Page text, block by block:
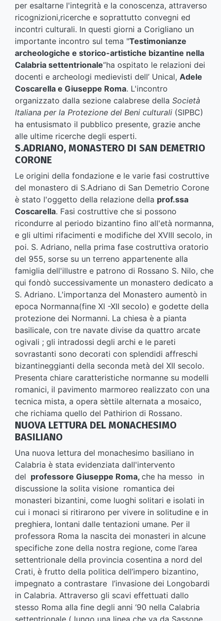
per esaltarne l'integrità e la conoscenza, attraverso
ricognizioni,ricerche e soprattutto convegni ed
incontri culturali. In questi giorni a Corigliano un
importante incontro sul tema "Testimonianze
archeologiche e storico-artistiche bizantine nella
Calabria settentrionale”ha ospitato le relazioni dei
docenti e archeologi medievisti dell’ Unical, Adele
Coscarella e Giuseppe Roma. L'incontro
organizzato dalla sezione calabrese della Società
Italiana per la Protezione del Beni culturali (SIPBC)
ha entusismato il pubblico presente, grazie anche
alle ultime ricerche degli esperti.
S.ADRIANO, MONASTERO DI SAN DEMETRIO
CORONE
Le origini della fondazione e le varie fasi costruttive
del monastero di S.Adriano di San Demetrio Corone
è stato l'oggetto della relazione della prof.ssa
Coscarella. Fasi costruttive che si possono
ricondurre al periodo bizantino fino all'età normanna,
e gli ultimi rifacimenti e modifiche del XVIII secolo, in
poi. S. Adriano, nella prima fase costruttiva oratorio
del 955, sorse su un terreno appartenente alla
famiglia dell'illustre e patrono di Rossano S. Nilo, che
qui fondò successivamente un monastero dedicato a
S. Adriano. L'importanza del Monastero aumentò in
epoca Normanna(fine XI -XII secolo) e godette della
protezione dei Normanni. La chiesa è a pianta
basilicale, con tre navate divise da quattro arcate
ogivali ; gli intradossi degli archi e le pareti
sovrastanti sono decorati con splendidi affreschi
bizantineggianti della seconda metà del XII secolo.
Presenta chiare caratteristiche normanne su modelli
romanici, il pavimento marmoreo realizzato con una
tecnica mista, a opera sèttile alternata a mosaico,
che richiama quello del Pathirion di Rossano.
NUOVA LETTURA DEL MONACHESIMO
BASILIANO
Una nuova lettura del monachesimo basiliano in
Calabria è stata evidenziata dall'intervento
del professore Giuseppe Roma, che ha messo in
discussione la solita visione romantica dei
monasteri bizantini, come luoghi solitari e isolati in
cui i monaci si ritirarono per vivere in solitudine e in
preghiera, lontani dalle tentazioni umane. Per il
professora Roma la nascita dei monasteri in alcune
specifiche zone della nostra regione, come l’area
settentrionale della provincia cosentina a nord del
Crati, è frutto della politica dell’impero bizantino,
impegnato a contrastare l’invasione dei Longobardi
in Calabria. Attraverso gli scavi effettuati dallo
stesso Roma alla fine degli anni ’90 nella Calabria